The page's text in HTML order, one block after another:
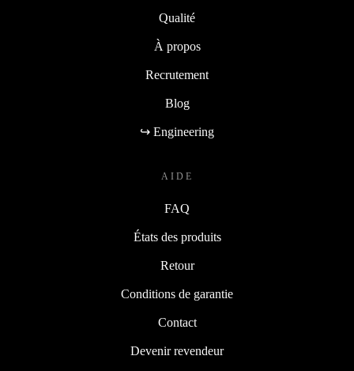
Qualité
À propos
Recrutement
Blog
↪ Engineering
AIDE
FAQ
États des produits
Retour
Conditions de garantie
Contact
Devenir revendeur